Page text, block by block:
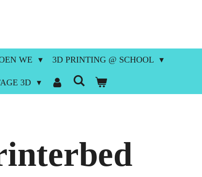
WE 3D PRINTING @ SCHOOL
3D